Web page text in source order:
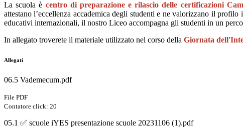
La scuola è centro di preparazione e rilascio delle certificazioni
attestano l’eccellenza accademica degli studenti e ne valorizzano il
educativi internazionali, il nostro Liceo accompagna gli studenti in un
In allegato troverete il materiale utilizzato nel corso della Giornata
Allegati
06.5 Vademecum.pdf
File PDF
Contatore click: 20
05.1 ✅ scuole iYES presentazione scuole 20231106 (1).pdf